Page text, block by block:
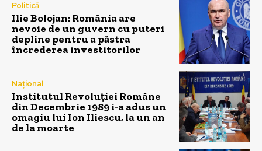
Politică
Ilie Bolojan: România are
nevoie de un guvern cu puteri
depline pentru a păstra
încrederea investitorilor
Național
Institutul Revoluției Române
din Decembrie 1989 i-a adus un
omagiu lui Ion Iliescu, la un an
de la moarte